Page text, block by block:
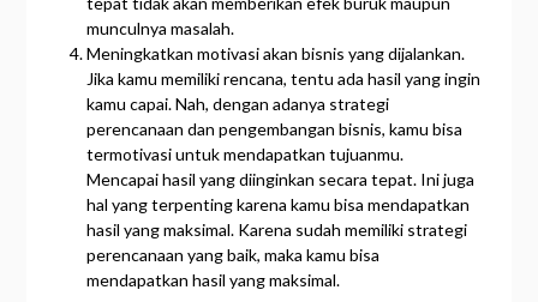
munculnya masalah.
Meningkatkan motivasi akan bisnis yang dijalankan.
Jika kamu memiliki rencana, tentu ada hasil yang ingin
kamu capai. Nah, dengan adanya strategi
perencanaan dan pengembangan bisnis, kamu bisa
termotivasi untuk mendapatkan tujuanmu.
Mencapai hasil yang diinginkan secara tepat. Ini juga
hal yang terpenting karena kamu bisa mendapatkan
hasil yang maksimal. Karena sudah memiliki strategi
perencanaan yang baik, maka kamu bisa
mendapatkan hasil yang maksimal.